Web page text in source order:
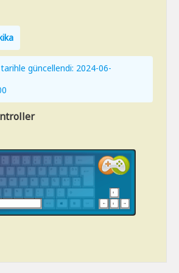
güncellendi: 2024-06-